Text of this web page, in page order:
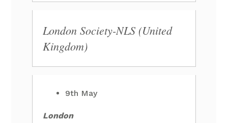
London Society-NLS (United
Kingdom)
9th May
London